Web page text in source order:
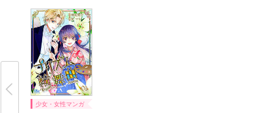
少女・女性マンガ